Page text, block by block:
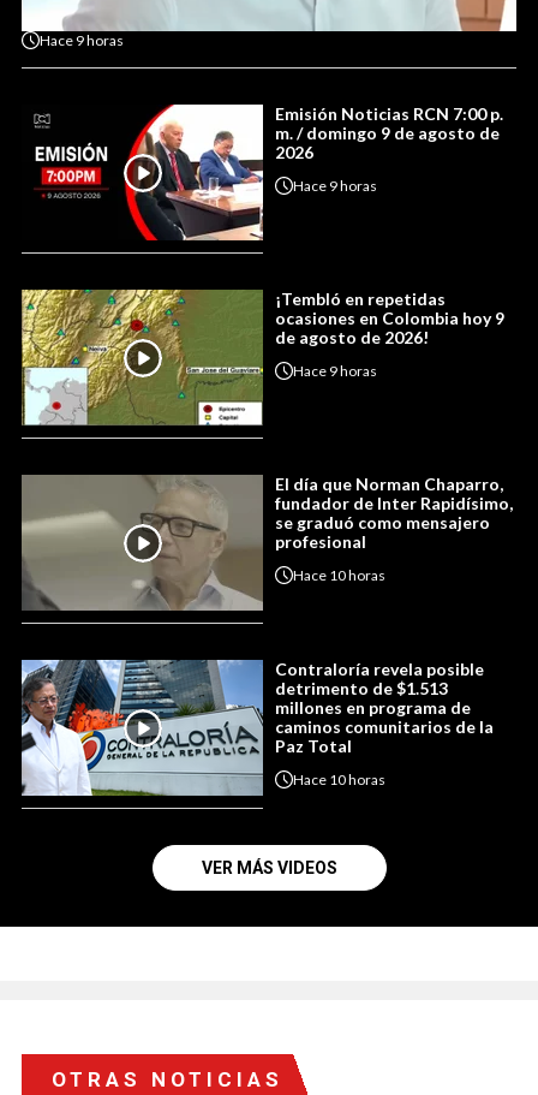
Hace 9 horas
Emisión Noticias RCN 7:00 p.
m. / domingo 9 de agosto de
2026
Hace 9 horas
¡Tembló en repetidas
ocasiones en Colombia hoy 9
de agosto de 2026!
Hace 9 horas
El día que Norman Chaparro,
fundador de Inter Rapidísimo,
se graduó como mensajero
profesional
Hace 10 horas
Contraloría revela posible
detrimento de $1.513
millones en programa de
caminos comunitarios de la
Paz Total
Hace 10 horas
VER MÁS VIDEOS
OTRAS NOTICIAS